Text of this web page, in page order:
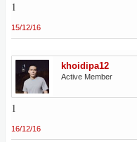
1
15/12/16
khoidipa12
Active Member
1
16/12/16